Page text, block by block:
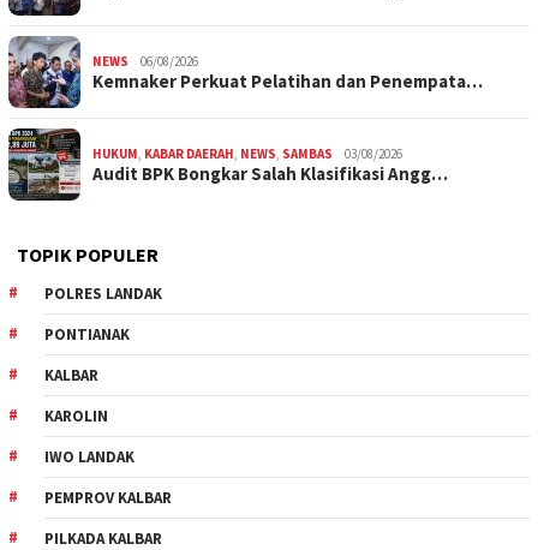
NEWS 06/08/2026
Kemnaker Perkuat Pelatihan dan Penempata…
HUKUM, KABAR DAERAH, NEWS, SAMBAS 03/08/2026
Audit BPK Bongkar Salah Klasifikasi Angg…
TOPIK POPULER
POLRES LANDAK
PONTIANAK
KALBAR
KAROLIN
IWO LANDAK
PEMPROV KALBAR
PILKADA KALBAR